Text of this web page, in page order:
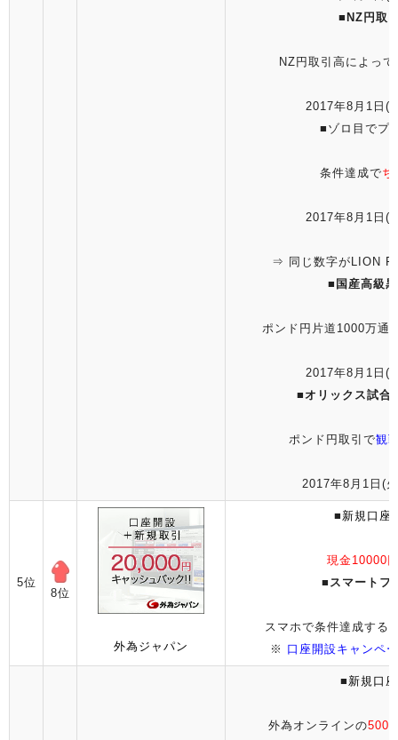
■ NZ円取
NZ円取引高によって
2017年8月1日(
■ゾロ目でプ
条件達成でち
2017年8月1日(
⇒ 同じ数字がLION
■ 国産高級
ポンド円片道1000万通
2017年8月1日(
■オリックス試合
ポンド円取引で観
2017年8月1日(
5位
8位
外為ジャパン
■ 新規口座
現金10000
■ スマートフ
スマホで条件達成する
※ 口座開設キャンペ
■ 新規口
外為オンラインの5000